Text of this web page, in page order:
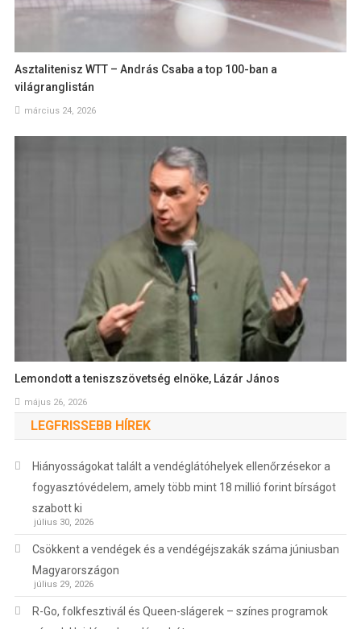
Asztalitenisz WTT – András Csaba a top 100-ban a
világranglistán
március 24, 2026
Lemondott a teniszszövetség elnöke, Lázár János
május 26, 2026
LEGFRISSEBB HÍREK
Hiányosságokat talált a vendéglátóhelyek ellenőrzésekor a
fogyasztóvédelem, amely több mint 18 millió forint bírságot
szabott ki
július 30, 2026
Csökkent a vendégek és a vendégéjszakák száma júniusban
Magyarországon
július 29, 2026
R-Go, folkfesztivál és Queen-slágerek – színes programok